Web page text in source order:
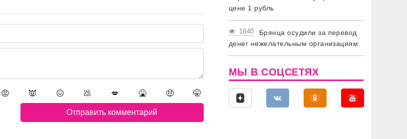
😡 👿 😖 💩 💋 🤮 🤑 🤫
цене 1 рубль
1840
Брянца осудили за перевод
денег нежелательным организациям
МЫ В СОЦСЕТЯХ